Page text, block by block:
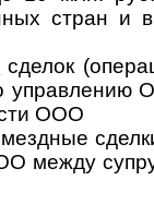
стран и
сделок
ООО
между